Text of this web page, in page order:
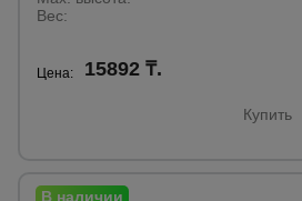
Вес:
Цена: 15892 ₸.
Купить